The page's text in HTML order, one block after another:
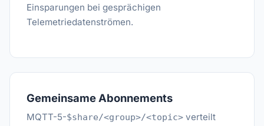
Einsparungen bei gesprächigen
Telemetriedatenströmen.
Gemeinsame Abonnements
MQTT-5-$share/<group>/<topic> verteilt